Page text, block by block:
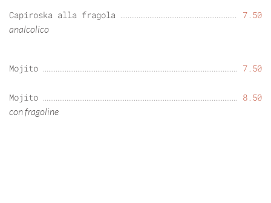
Capiroska alla fragola 7.50
analcolico
Mojito 7.50
Mojito 8.50
con fragoline